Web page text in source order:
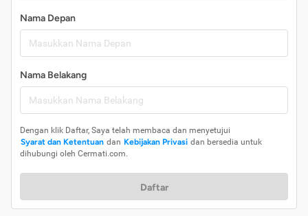
Nama Depan
Nama Belakang
Dengan klik Daftar, Saya telah membaca dan menyetujui
Syarat dan Ketentuan dan Kebijakan Privasi dan bersedia untuk
dihubungi oleh Cermati.com.
Daftar